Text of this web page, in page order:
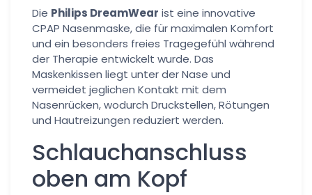
Die Philips DreamWear ist eine innovative
CPAP Nasenmaske, die für maximalen Komfort
und ein besonders freies Tragegefühl während
der Therapie entwickelt wurde. Das
Maskenkissen liegt unter der Nase und
vermeidet jeglichen Kontakt mit dem
Nasenrücken, wodurch Druckstellen, Rötungen
und Hautreizungen reduziert werden.
Schlauchanschluss
oben am Kopf